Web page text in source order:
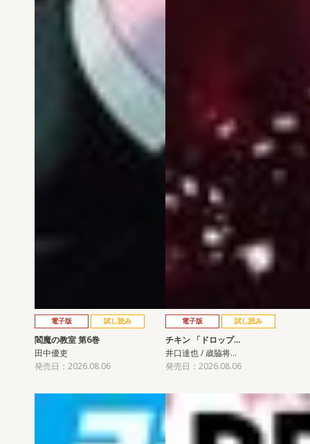
電子版 試し読み
閻魔の教室 第6巻
田中優吏
発売日：2026.08.06
電子版 試し読み
チキン 「ドロップ…
井口達也 / 歳脇将…
発売日：2026.08.06